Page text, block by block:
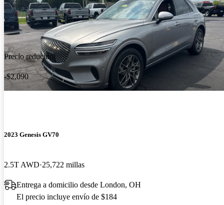
Precio reducido
-$2,090
2023 Genesis GV70
2.5T AWD 25,722 millas
Entrega a domicilio desde London, OH
El precio incluye envío de $184